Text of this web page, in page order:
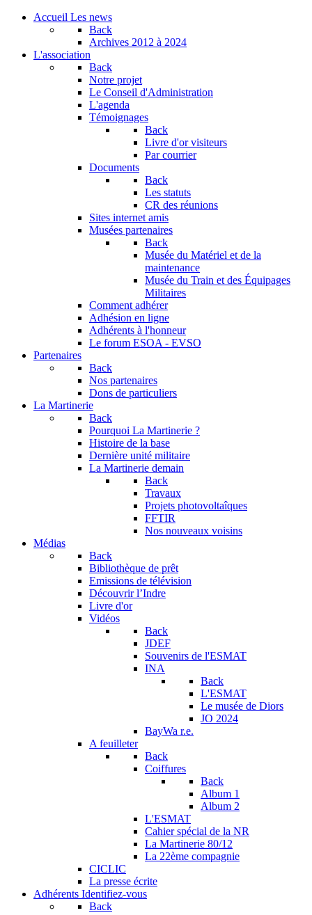
Accueil Les news
Back
Archives 2012 à 2024
L'association
Back
Notre projet
Le Conseil d'Administration
L'agenda
Témoignages
Back
Livre d'or visiteurs
Par courrier
Documents
Back
Les statuts
CR des réunions
Sites internet amis
Musées partenaires
Back
Musée du Matériel et de la
maintenance
Musée du Train et des Équipages
Militaires
Comment adhérer
Adhésion en ligne
Adhérents à l'honneur
Le forum ESOA - EVSO
Partenaires
Back
Nos partenaires
Dons de particuliers
La Martinerie
Back
Pourquoi La Martinerie ?
Histoire de la base
Dernière unité militaire
La Martinerie demain
Back
Travaux
Projets photovoltaîques
FFTIR
Nos nouveaux voisins
Médias
Back
Bibliothèque de prêt
Emissions de télévision
Découvrir l’Indre
Livre d'or
Vidéos
Back
JDEF
Souvenirs de l'ESMAT
INA
Back
L'ESMAT
Le musée de Diors
JO 2024
BayWa r.e.
A feuilleter
Back
Coiffures
Back
Album 1
Album 2
L'ESMAT
Cahier spécial de la NR
La Martinerie 80/12
La 22ème compagnie
CICLIC
La presse écrite
Adhérents Identifiez-vous
Back